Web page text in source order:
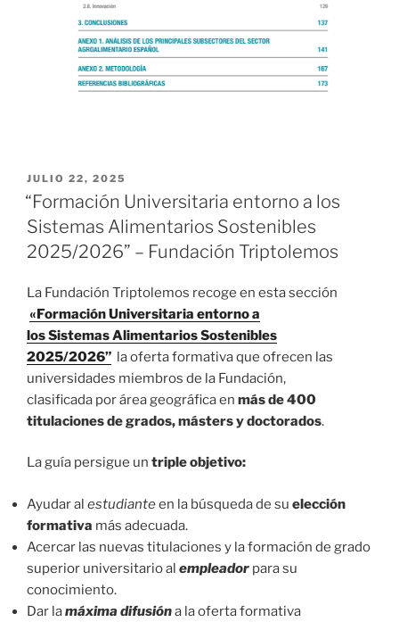
PUBLICADO
EL
JULIO 22, 2025
“Formación Universitaria entorno a los
Sistemas Alimentarios Sostenibles
2025/2026” – Fundación Triptolemos
La Fundación Triptolemos recoge en esta sección
«Formación Universitaria entorno a
los Sistemas Alimentarios Sostenibles
2025/2026” la oferta formativa que ofrecen las
universidades miembros de la Fundación,
clasificada por área geográfica en más de 400
titulaciones de grados, másters y doctorados.
La guía persigue un triple objetivo:
Ayudar al estudianteen la búsqueda de su elección
formativa más adecuada.
Acercar las nuevas titulaciones y la formación de grado
superior universitario al empleador para su
conocimiento.
Dar lamáxima difusióna la oferta formativa